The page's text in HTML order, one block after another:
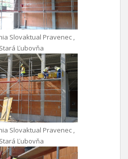
Slovaktual Pravenec ,
Ľubovňa
Slovaktual Pravenec ,
Ľubovňa